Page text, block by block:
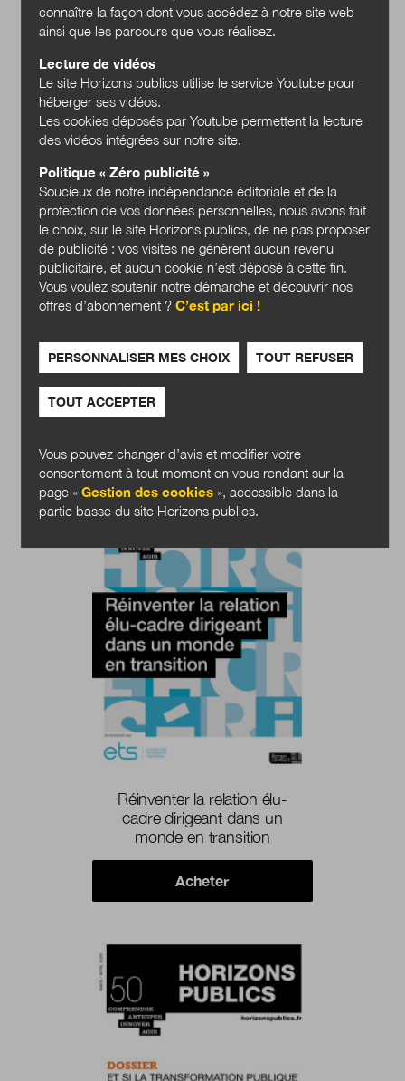
nouveaux projets de
territoire
Réinventer la relation élu-
cadre dirigeant dans un
monde en transition
Acheter
connaître la façon dont vous accédez à notre site web
ainsi que les parcours que vous réalisez.
Lecture de vidéos
Le site Horizons publics utilise le service Youtube pour
héberger ses vidéos.
Les cookies déposés par Youtube permettent la lecture
des vidéos intégrées sur notre site.
Politique « Zéro publicité »
Soucieux de notre indépendance éditoriale et de la
protection de vos données personnelles, nous avons fait
le choix, sur le site Horizons publics, de ne pas proposer
de publicité : vos visites ne génèrent aucun revenu
publicitaire, et aucun cookie n’est déposé à cette fin.
Vous voulez soutenir notre démarche et découvrir nos
offres d’abonnement ? C’est par ici !
PERSONNALISER MES CHOIX TOUT REFUSER
TOUT ACCEPTER
Vous pouvez changer d’avis et modifier votre
consentement à tout moment en vous rendant sur la
page « Gestion des cookies», accessible dans la
partie basse du site Horizons publics.